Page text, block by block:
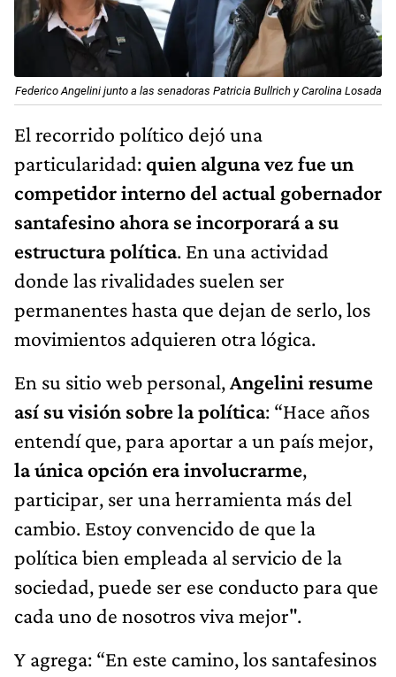
Federico Angelini junto a las senadoras Patricia Bullrich y Carolina Losada
El recorrido político dejó una
particularidad: quien alguna vez fue un
competidor interno del actual gobernador
santafesino ahora se incorporará a su
estructura política. En una actividad
donde las rivalidades suelen ser
permanentes hasta que dejan de serlo, los
movimientos adquieren otra lógica.
En su sitio web personal,Angelini resume
así su visión sobre la política: “Hace años
entendí que, para aportar a un país mejor,
la única opción era involucrarme,
participar, ser una herramienta más del
cambio. Estoy convencido de que la
política bien empleada al servicio de la
sociedad, puede ser ese conducto para que
cada uno de nosotros viva mejor".
Y agrega: “En este camino, los santafesinos